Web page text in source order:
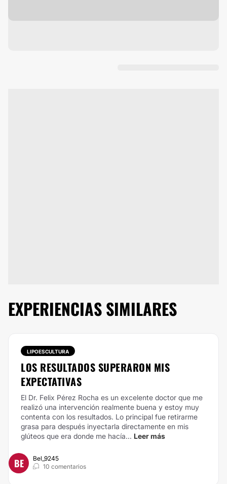
EXPERIENCIAS SIMILARES
LIPOESCULTURA
LOS RESULTADOS SUPERARON MIS
EXPECTATIVAS
El Dr. Felix Pérez Rocha es un excelente doctor que me
realizó una intervención realmente buena y estoy muy
contenta con los resultados. Lo principal fue retirarme
grasa para después inyectarla directamente en mis
glúteos que era donde me hacía... Leer más
BE
Bel_9245
10 comentarios